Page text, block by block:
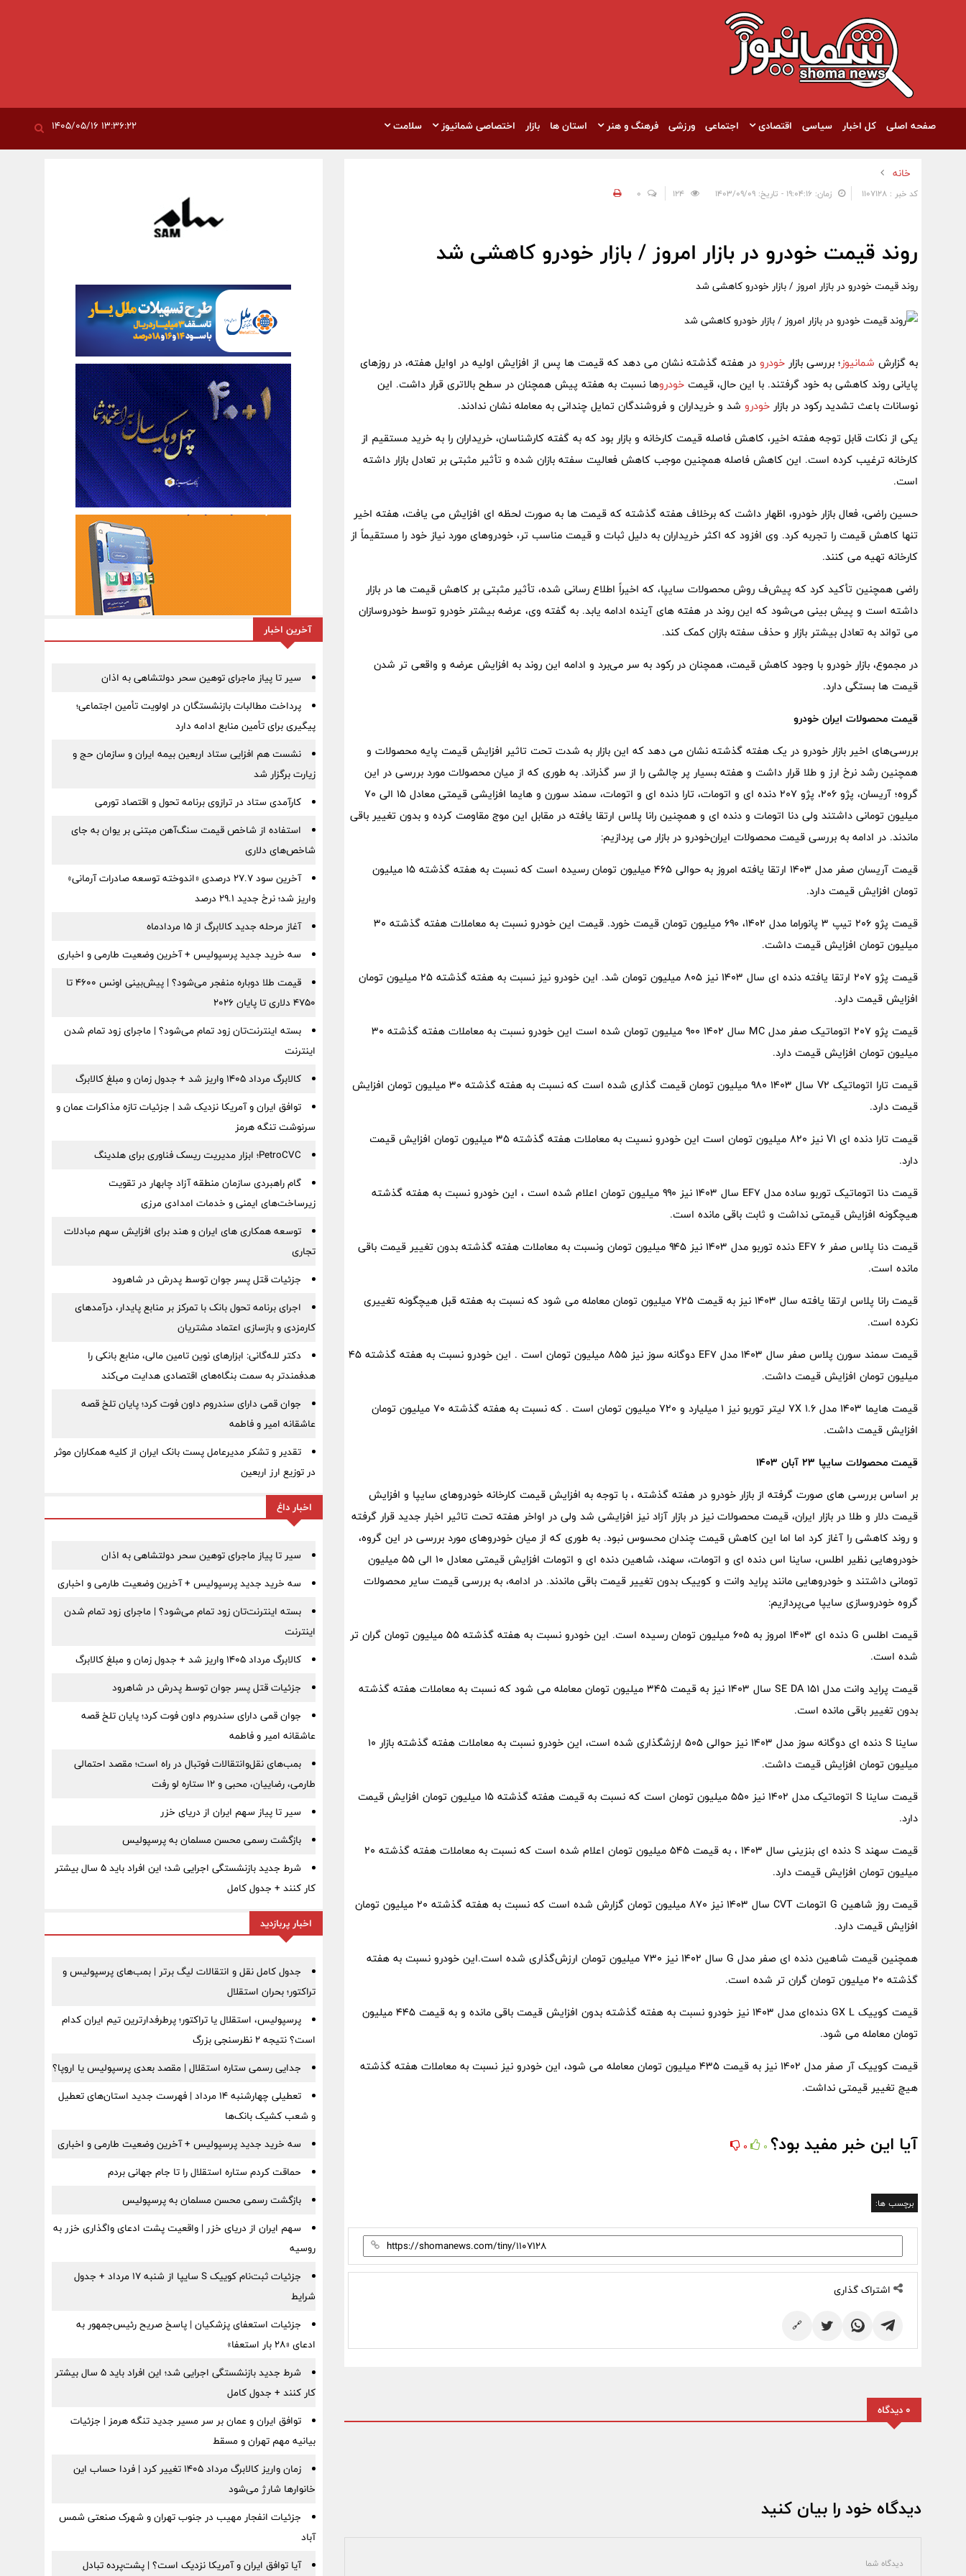
صفحه اصلی کل اخبار سیاسی اقتصادی اجتماعی ورزشی فرهنگ و هنر استان ها بازار اختصاصی شمانیوز سلامت
خانه
کد خبر : 1107128 زمان: ۱۹:۰۴:۱۶ - تاریخ: ۱۴۰۳/۰۹/۰۹ 0
روند قیمت خودرو در بازار امروز / بازار خودرو کاهشی شد
روند قیمت خودرو در بازار امروز / بازار خودرو کاهشی شد
به گزارش شمانیوز؛ بررسی بازار خودرو در هفته گذشته نشان می ‌دهد که قیمت ‌ها پس از افزایش اولیه در اوایل هفته، در روزهای
پایانی روند کاهشی به خود گرفتند. با این حال، قیمت خودروها نسبت به هفته پیش همچنان در سطح بالاتری قرار داشت. این
نوسانات باعث تشدید رکود در بازار خودرو شد و خریداران و فروشندگان تمایل چندانی به معامله نشان ندادند.
یکی از نکات قابل توجه هفته اخیر، کاهش فاصله قیمت کارخانه و بازار بود که به گفته کارشناسان، خریداران را به خرید مستقیم از
کارخانه ترغیب کرده است. این کاهش فاصله همچنین موجب کاهش فعالیت سفته ‌بازان شده و تأثیر مثبتی بر تعادل بازار داشته
است.
حسین راضی، فعال بازار خودرو، اظهار داشت که برخلاف هفته گذشته که قیمت ‌ها به ‌صورت لحظه ‌ای افزایش می ‌یافت، هفته اخیر
تنها کاهش قیمت را تجربه کرد. وی افزود که اکثر خریداران به دلیل ثبات و قیمت مناسب ‌تر، خودروهای مورد نیاز خود را مستقیماً از
کارخانه تهیه می ‌کنند.
راضی همچنین تأکید کرد که پیش‌ف روش محصولات سایپا، که اخیراً اطلاع ‌رسانی شده، تأثیر مثبتی بر کاهش قیمت ‌ها در بازار
داشته است و پیش ‌بینی می‌شود که این روند در هفته ‌های آینده ادامه یابد. به گفته وی، عرضه بیشتر خودرو توسط خودروسازان
می ‌تواند به تعادل بیشتر بازار و حذف سفته ‌بازان کمک کند.
در مجموع، بازار خودرو با وجود کاهش قیمت، همچنان در رکود به سر می‌برد و ادامه این روند به افزایش عرضه و واقعی ‌تر شدن
قیمت ‌ها بستگی دارد.
قیمت محصولات ایران خودرو
بررسی‌های اخیر بازار خودرو در یک هفته گذشته نشان می دهد که این بازار به شدت تحت تاثیر افزایش قیمت پایه محصولات و
همچنین رشد نرخ ارز و طلا قرار داشت و هفته بسیار پر چالشی را از سر گذراند. به طوری که از میان محصولات مورد بررسی در این
گروه؛ آریسان، پژو ۲۰۶، پژو ۲۰۷ دنده ای و اتومات، تارا دنده ای و اتومات، سمند سورن و هایما افزایشی قیمتی معادل ۱۵ الی ۷۰
میلیون تومانی داشتند ولی دنا اتومات و دنده ای و همچنین رانا پلاس ارتقا یافته در مقابل این موج مقاومت کرده و بدون تغییر باقی
ماندند. در ادامه به بررسی قیمت محصولات ایران‌خودرو در بازار می پردازیم:
قیمت آریسان صفر مدل ۱۴۰۳ ارتقا یافته امروز به حوالی ۴۶۵ میلیون تومان رسیده است که نسبت به هفته گذشته ۱۵ میلیون
تومان افزایش قیمت دارد.
قیمت پژو ۲۰۶ تیپ ۳ پانوراما مدل ۱۴۰۲، ۶۹۰ میلیون تومان قیمت خورد. قیمت این خودرو نسبت به معاملات هفته گذشته ۳۰
میلیون تومان افزایش قیمت داشت.
قیمت پژو ۲۰۷ ارتقا یافته دنده ای سال ۱۴۰۳ نیز ۸۰۵ میلیون تومان شد. این خودرو نیز نسبت به هفته گذشته ۲۵ میلیون تومان
افزایش قیمت دارد.
قیمت پژو ۲۰۷ اتوماتیک صفر مدل MC سال ۱۴۰۲ ۹۰۰ میلیون تومان شده است این خودرو نسبت به معاملات هفته گذشته ۳۰
میلیون تومان افزایش قیمت دارد.
قیمت تارا اتوماتیک V۲ سال ۱۴۰۳ ۹۸۰ میلیون تومان قیمت گذاری شده است که نسبت به هفته گذشته ۳۰ میلیون تومان افزایش
قیمت دارد.
قیمت تارا دنده ای V۱ نیز ۸۲۰ میلیون تومان است این خودرو نسیت به معاملات هفته گذشته ۳۵ میلیون تومان افزایش قیمت
دارد.
قیمت دنا اتوماتیک توربو ساده مدل EF۷ سال ۱۴۰۳ نیز ۹۹۰ میلیون تومان اعلام شده است ، این خودرو نسبت به هفته گذشته
هیچگونه افزایش قیمتی نداشت و ثابت باقی مانده است.
قیمت دنا پلاس صفر EF۷ ۶ دنده توربو مدل ۱۴۰۳ نیز ۹۴۵ میلیون تومان ونسبت به معاملات هفته گذشته بدون تغییر قیمت باقی
مانده است.
قیمت رانا پلاس ارتقا یافته سال ۱۴۰۳ نیز به قیمت ۷۲۵ میلیون تومان معامله می شود که نسبت به هفته قبل هیچگونه تغییری
نکرده است.
قیمت سمند سورن پلاس صفر سال ۱۴۰۳ مدل EF۷ دوگانه سوز نیز ۸۵۵ میلیون تومان است . این خودرو نسبت به هفته گذشته ۴۵
میلیون تومان افزایش قیمت داشت.
قیمت هایما ۱۴۰۳ مدل ۷X ۱.۶ لیتر توربو نیز ۱ میلیارد و ۷۲۰ میلیون تومان است . که نسبت به هفته گذشته ۷۰ میلیون تومان
افزایش قیمت داشت.
قیمت محصولات سایپا ۲۳ آبان ۱۴۰۳
بر اساس بررسی های صورت گرفته از بازار خودرو در هفته گذشته ، با توجه به افزایش قیمت کارخانه خودروهای سایپا و افزایش
قیمت دلار و طلا در بازار ایران، قیمت محصولات نیز در بازار آزاد نیز افزایشی شد ولی در اواخر هفته تحت تاثیر اخبار جدید قرار گرفته
و روند کاهشی را آغاز کرد اما اما این کاهش قیمت چندان محسوس نبود. به طوری که از میان خودروهای مورد بررسی در این گروه،
خودروهایی نظیر اطلس، ساینا اس دنده ای و اتومات، سهند، شاهین دنده ای و اتومات افزایش قیمتی معادل ۱۰ الی ۵۵ میلیون
تومانی داشتند و خودروهایی مانند پراید وانت و کوییک بدون تغییر قیمت باقی ماندند. در ادامه، به بررسی قیمت سایر محصولات
گروه خودروسازی سایپا می‌پردازیم:
قیمت اطلس G دنده ای ۱۴۰۳ امروز به ۶۰۵ میلیون تومان رسیده است. این خودرو نسبت به هفته گذشته ۵۵ میلیون تومان گران تر
شده است.
قیمت پراید وانت مدل ۱۵۱ SE DA سال ۱۴۰۳ نیز به قیمت ۳۴۵ میلیون تومان معامله می شود که نسبت به معاملات هفته گذشته
بدون تغییر باقی مانده است.
ساینا S دنده ای دوگانه سوز مدل ۱۴۰۳ نیز حوالی ۵۰۵ ارزشگذاری شده است، این خودرو نسبت به معاملات هفته گذشته بازار ۱۰
میلیون تومان افزایش قیمت داشت.
قیمت ساینا S اتوماتیک مدل ۱۴۰۲ نیز ۵۵۰ میلیون تومان است که نسبت به قیمت هفته گذشته ۱۵ میلیون تومان افزایش قیمت
دارد.
قیمت سهند S دنده ای بنزینی سال ۱۴۰۳ ، به قیمت ۵۴۵ میلیون تومان اعلام شده است که نسبت به معاملات هفته گذشته ۲۰
میلیون تومان افزایش قیمت دارد.
قیمت روز شاهین G اتومات CVT سال ۱۴۰۳ نیز ۸۷۰ میلیون تومان گزارش شده است که نسبت به هفته گذشته ۲۰ میلیون تومان
افزایش قیمت دارد.
همچنین قیمت شاهین دنده ای صفر مدل G سال ۱۴۰۲ نیز ۷۳۰ میلیون تومان ارزش‌گذاری شده است.این خودرو نسبت به هفته
گذشته ۲۰ میلیون تومان گران تر شده است.
قیمت کوییک GX L دنده‌ای مدل ۱۴۰۳ نیز خودرو نسبت به هفته گذشته بدون افزایش قیمت باقی مانده و به قیمت ۴۴۵ میلیون
تومان معامله می شود.
قیمت کوییک آر صفر مدل ۱۴۰۲ نیز به قیمت ۴۳۵ میلیون تومان معامله می شود، این خودرو نیز نسبت به معاملات هفته گذشته
هیچ تغییر قیمتی نداشت.
آیا این خبر مفید بود؟ 0
0
برچسب ها:
اشتراک گذاری
🔗
0 دیدگاه
دیدگاه خود را بیان کنید
آخرین اخبار
سیر تا پیاز ماجرای توهین سحر دولتشاهی به اذان
پرداخت مطالبات بازنشستگان در اولویت تأمین اجتماعی؛
پیگیری برای تأمین منابع ادامه دارد
نشست هم افزایی ستاد اربعین بیمه ایران و سازمان حج و
زیارت برگزار شد
کارآمدی ستاد در ترازوی برنامه تحول و اقتصاد تورمی
استفاده از شاخص قیمت سنگ‌آهن مبتنی بر یوان به جای
شاخص‌های دلاری
آخرین سود ۲۷.۷ درصدی «اندوخته توسعه صادرات آرمانی»
واریز شد؛ نرخ جدید ۲۹.۱ درصد
آغاز مرحله جدید کالابرگ از ۱۵ مردادماه
سه خرید جدید پرسپولیس + آخرین وضعیت طارمی و اخباری
قیمت طلا دوباره منفجر می‌شود؟ | پیش‌بینی اونس ۴۶۰۰ تا
۴۷۵۰ دلاری تا پایان ۲۰۲۶
بسته اینترنت‌تان زود تمام می‌شود؟ | ماجرای زود تمام شدن
اینترنت
کالابرگ مرداد ۱۴۰۵ واریز شد + جدول زمان و مبلغ کالابرگ
توافق ایران و آمریکا نزدیک شد | جزئیات تازه مذاکرات عمان و
سرنوشت تنگه هرمز
PetroCVC؛ ابزار مدیریت ریسک فناوری برای هلدینگ
گام راهبردی سازمان منطقه آزاد چابهار در تقویت
زیرساخت‌های ایمنی و خدمات امدادی مرزی
توسعه همکاری های ایران و هند برای افزایش سهم مبادلات
تجاری
جزئیات قتل پسر جوان توسط پدرش در شاهرود
اجرای برنامه تحول بانک با تمرکز بر منابع پایدار، درآمدهای
کارمزدی و بازسازی اعتماد مشتریان
دکتر للـه‌گانی: ابزارهای نوین تامین مالی، منابع بانکی را
هدفمندتر به سمت بنگاه‌های اقتصادی هدایت می‌کند
جوان قمی دارای سندروم داون فوت کرد؛ پایان تلخ قصه
عاشقانه امیر و فاطمه
تقدیر و تشکر مدیرعامل پست بانک ایران از کلیه همکاران موثر
در توزیع ارز اربعین
اخبار داغ
سیر تا پیاز ماجرای توهین سحر دولتشاهی به اذان
سه خرید جدید پرسپولیس + آخرین وضعیت طارمی و اخباری
بسته اینترنت‌تان زود تمام می‌شود؟ | ماجرای زود تمام شدن
اینترنت
کالابرگ مرداد ۱۴۰۵ واریز شد + جدول زمان و مبلغ کالابرگ
جزئیات قتل پسر جوان توسط پدرش در شاهرود
جوان قمی دارای سندروم داون فوت کرد؛ پایان تلخ قصه
عاشقانه امیر و فاطمه
بمب‌های نقل‌وانتقالات فوتبال در راه است؛ مقصد احتمالی
طارمی، رضاییان، محبی و ۱۲ ستاره لو رفت
سیر تا پیاز سهم ایران از دریای خزر
بازگشت رسمی محسن مسلمان به پرسپولیس
شرط جدید بازنشستگی اجرایی شد؛ این افراد باید ۵ سال بیشتر
کار کنند + جدول کامل
اخبار پربازدید
جدول کامل نقل و انتقالات لیگ برتر | بمب‌های پرسپولیس و
تراکتور؛ بحران استقلال
پرسپولیس، استقلال یا تراکتور؛ پرطرفدارترین تیم ایران کدام
است؟ نتیجه ۲ نظرسنجی بزرگ
جدایی رسمی ستاره استقلال | مقصد بعدی پرسپولیس یا اروپا؟
تعطیلی چهارشنبه ۱۴ مرداد | فهرست جدید استان‌های تعطیل
و شعب کشیک بانک‌ها
سه خرید جدید پرسپولیس + آخرین وضعیت طارمی و اخباری
حماقت کردم ستاره استقلال را تا جام جهانی بردم
بازگشت رسمی محسن مسلمان به پرسپولیس
سهم ایران از دریای خزر | واقعیت پشت ادعای واگذاری خزر به
روسیه
جزئیات ثبت‌نام کوییک S سایپا از شنبه ۱۷ مرداد + جدول
شرایط
جزئیات استعفای پزشکیان | پاسخ صریح رئیس‌جمهور به
ادعای «۲۸ بار استعفا»
شرط جدید بازنشستگی اجرایی شد؛ این افراد باید ۵ سال بیشتر
کار کنند + جدول کامل
توافق ایران و عمان بر سر مسیر جدید تنگه هرمز | جزئیات
بیانیه مهم تهران و مسقط
زمان واریز کالابرگ مرداد ۱۴۰۵ تغییر کرد | فردا حساب این
خانوارها شارژ می‌شود
جزئیات انفجار مهیب در جنوب تهران و شهرک صنعتی شمس
آباد
آیا توافق ایران و آمریکا نزدیک است؟ | پشت‌پرده تبادل